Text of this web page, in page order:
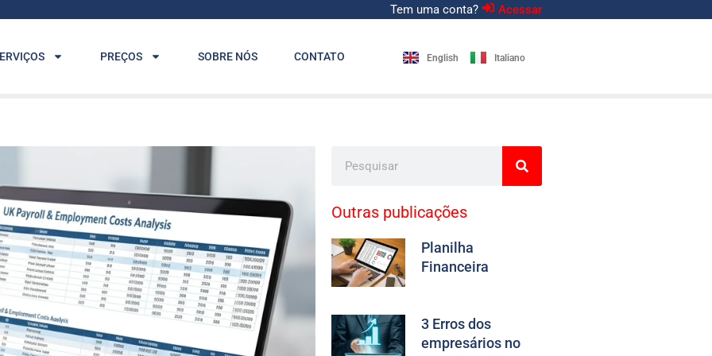
Tem uma conta? Acessar
PREÇOS SOBRE NÓS CONTATO English Italiano
Outras publicações
Planilha
Financeira
3 Erros dos
empresários no